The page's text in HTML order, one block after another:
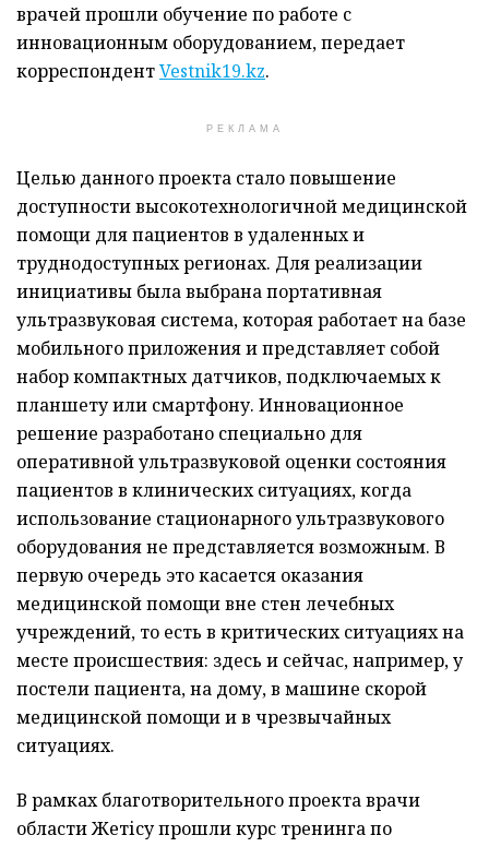
врачей прошли обучение по работе с
инновационным оборудованием, передает
корреспондентVestnik19.kz.
РЕКЛАМА
Целью данного проекта стало повышение
доступности высокотехнологичной медицинской
помощи для пациентов в удаленных и
труднодоступных регионах. Для реализации
инициативы была выбрана портативная
ультразвуковая система, которая работает на базе
мобильного приложения и представляет собой
набор компактных датчиков, подключаемых к
планшету или смартфону. Инновационное
решение разработано специально для
оперативной ультразвуковой оценки состояния
пациентов в клинических ситуациях, когда
использование стационарного ультразвукового
оборудования не представляется возможным. В
первую очередь это касается оказания
медицинской помощи вне стен лечебных
учреждений, то есть в критических ситуациях на
месте происшествия: здесь и сейчас, например, у
постели пациента, на дому, в машине скорой
медицинской помощи и в чрезвычайных
ситуациях.
В рамках благотворительного проекта врачи
области Жетісу прошли курс тренинга по